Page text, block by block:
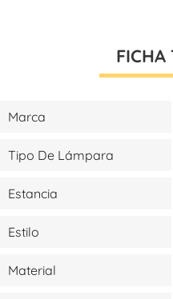
FICHA
Marca
Tipo De Lámpara
Estancia
Estilo
Material